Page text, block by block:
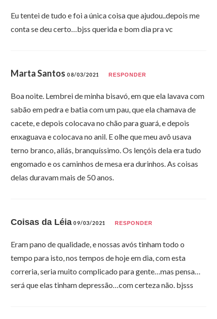
Eu tentei de tudo e foi a única coisa que ajudou..depois me
conta se deu certo…bjss querida e bom dia pra vc
Marta Santos08/03/2021 RESPONDER
Boa noite. Lembrei de minha bisavó, em que ela lavava com
sabão em pedra e batia com um pau, que ela chamava de
cacete, e depois colocava no chão para guará, e depois
enxaguava e colocava no anil. E olhe que meu avô usava
terno branco, aliás, branquíssimo. Os lençóis dela era tudo
engomado e os caminhos de mesa era durinhos. As coisas
delas duravam mais de 50 anos.
Coisas da Léia 09/03/2021 RESPONDER
Eram pano de qualidade, e nossas avós tinham todo o
tempo para isto, nos tempos de hoje em dia, com esta
correria, seria muito complicado para gente…mas pensa…
será que elas tinham depressão…com certeza não. bjsss